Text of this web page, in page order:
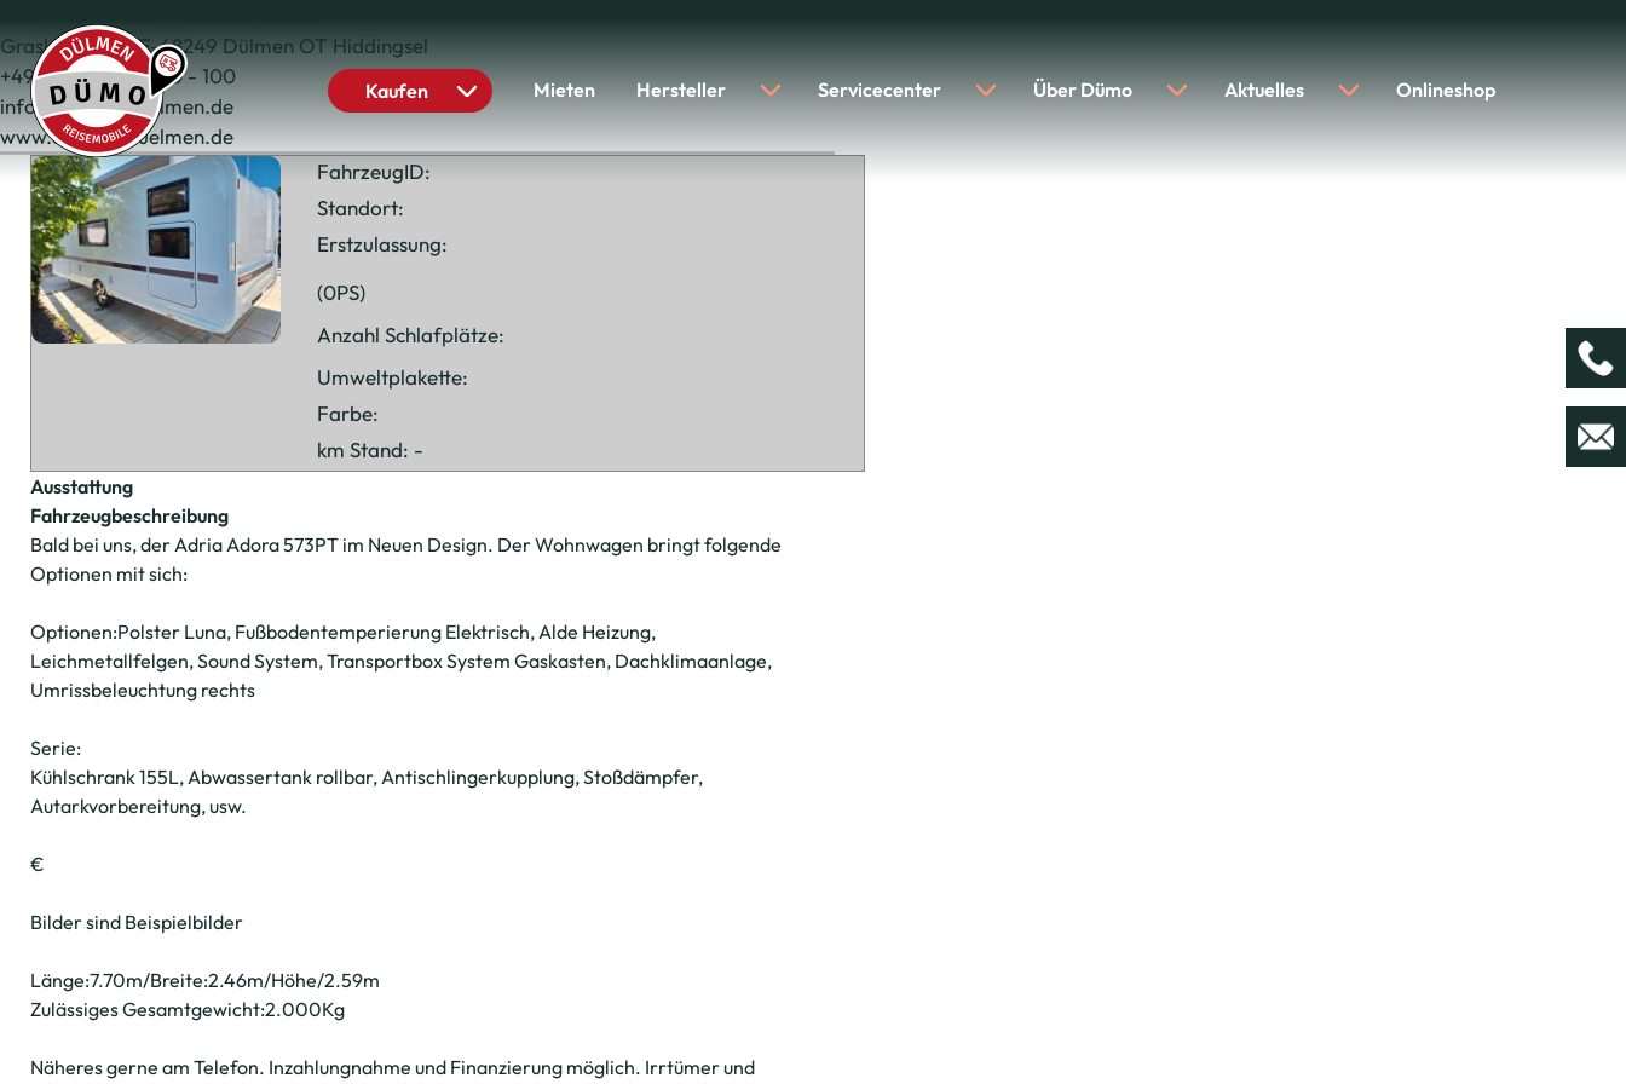
Kaufen Mieten Hersteller Servicecenter Über Dümo Aktuelles Onlineshop
Graskamp 15 DE-48249 Dülmen OT Hiddingsel
+49 (0) 2590 94360 - 100
info@duemo-duelmen.de
www.duemo-duelmen.de
FahrzeugID:
Standort:
Erstzulassung:
(0PS)
Anzahl Schlafplätze:
Umweltplakette:
Farbe:
km Stand: -
Ausstattung
Fahrzeugbeschreibung
Bald bei uns, der Adria Adora 573PT im Neuen Design. Der Wohnwagen bringt folgende
Optionen mit sich:
Optionen:Polster Luna, Fußbodentemperierung Elektrisch, Alde Heizung,
Leichmetallfelgen, Sound System, Transportbox System Gaskasten, Dachklimaanlage,
Umrissbeleuchtung rechts
Serie:
Kühlschrank 155L, Abwassertank rollbar, Antischlingerkupplung, Stoßdämpfer,
Autarkvorbereitung, usw.
€
Bilder sind Beispielbilder
Länge:7.70m/Breite:2.46m/Höhe/2.59m
Zulässiges Gesamtgewicht:2.000Kg
Näheres gerne am Telefon. Inzahlungnahme und Finanzierung möglich. Irrtümer und